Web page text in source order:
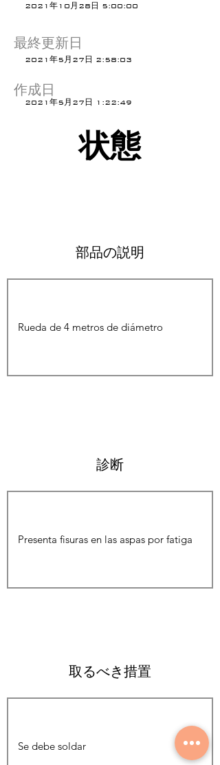
2021年10月28日 5:00:00
最終更新日
2021年5月27日 2:58:03
2021年5月27日 1:22:49
作成日
状態
部品の説明
診断
取るべき措置